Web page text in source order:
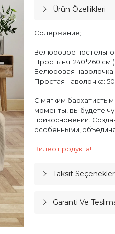
Ürün Özellikleri
Содержание;
Велюровое
Простыня: 240*260 см
Велюровая
Простая наволочка:
С мягким
моменты, вы будете
прикосновении.
особенными,
Видео продукта!
Taksit
Garanti Ve